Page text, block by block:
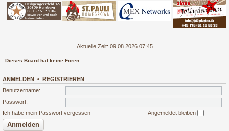
Aktuelle Zeit: 09.08.2026 07:45
Dieses Board hat keine Foren.
ANMELDEN • REGISTRIEREN
Benutzername:
Passwort:
Ich habe mein Passwort vergessen
Angemeldet bleiben